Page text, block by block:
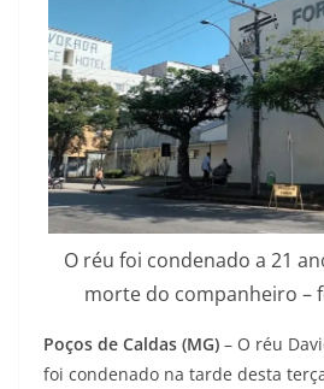
O réu foi condenado a 21
morte do companheiro –
Poços de Caldas (MG) – O réu
foi condenado na tarde desta